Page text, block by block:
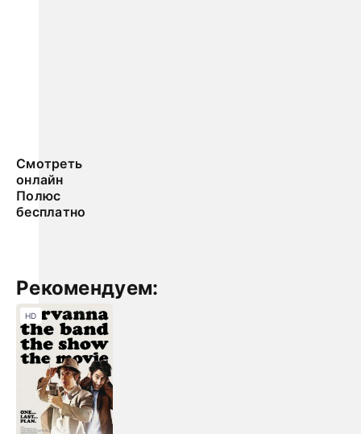
Смотреть
онлайн
Полюс
бесплатно
Рекомендуем:
HD